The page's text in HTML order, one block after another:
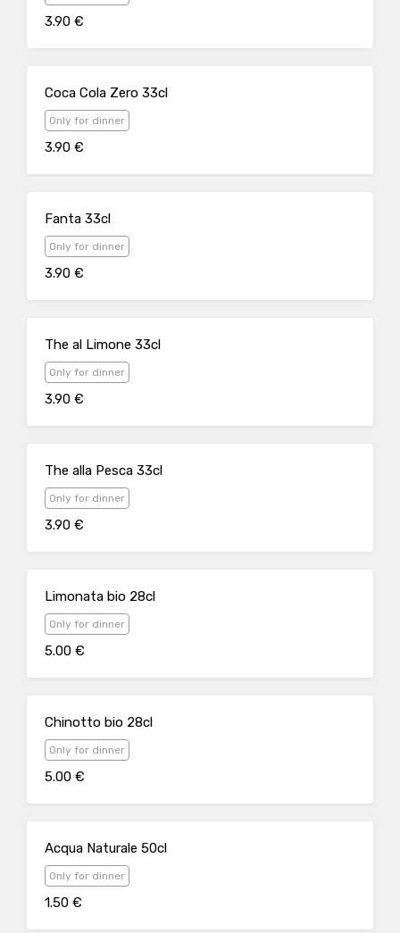
3.90 €
Coca Cola Zero 33cl
Only for dinner
3.90 €
Fanta 33cl
Only for dinner
3.90 €
The al Limone 33cl
Only for dinner
3.90 €
The alla Pesca 33cl
Only for dinner
3.90 €
Limonata bio 28cl
Only for dinner
5.00 €
Chinotto bio 28cl
Only for dinner
5.00 €
Acqua Naturale 50cl
Only for dinner
1.50 €